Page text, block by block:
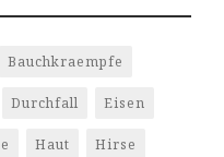
Bauchkraempfe
Durchfall Eisen
Haut Hirse